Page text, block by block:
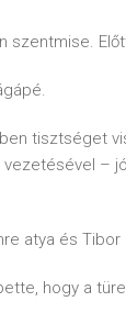
szentmise.
tisztséget
–
atya és Tibor
hogy a